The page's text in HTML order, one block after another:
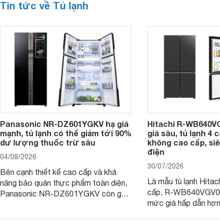
Tin tức về Tủ lạnh
Panasonic NR-DZ601YGKV hạ giá
mạnh, tủ lạnh có thể giảm tới 90%
dư lượng thuốc trừ sâu
04/08/2026
Bên cạnh thiết kế cao cấp và khả
năng bảo quản thực phẩm toàn diện,
Panasonic NR-DZ601YGKV còn gây
Hitachi R-
giá sâu, tủ lạnh 4
không cao cấp,
điện
30/07/2026
Là mẫu tủ lạnh
cấp, R-
mức giá hấp dẫn